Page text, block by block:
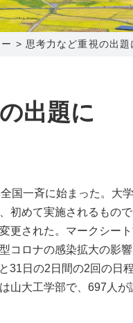
0120-173-577
営業時間 9:15～18:00
〒950-1189
新潟県新潟市西区山田2310-39
025-210-1200
営業時間 9:00～18:00
> 思考力など重視の出題
出題に
国一斉に始まった。大
初めて実施されるもの
更された。マークシー
コロナの感染拡大の影響
31日の2日間の2回の日
山大工学部で、697人が